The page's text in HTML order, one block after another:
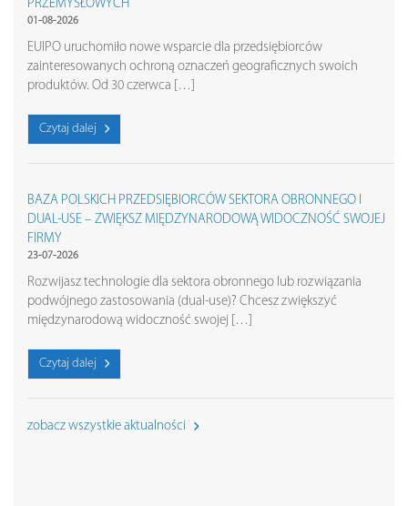
PRZEMYSŁOWYCH
01-08-2026
EUIPO uruchomiło nowe wsparcie dla przedsiębiorców
zainteresowanych ochroną oznaczeń geograficznych swoich
produktów. Od 30 czerwca […]
Czytaj dalej
BAZA POLSKICH PRZEDSIĘBIORCÓW SEKTORA OBRONNEGO I
DUAL-USE – ZWIĘKSZ MIĘDZYNARODOWĄ WIDOCZNOŚĆ SWOJEJ
FIRMY
23-07-2026
Rozwijasz technologie dla sektora obronnego lub rozwiązania
podwójnego zastosowania (dual-use)? Chcesz zwiększyć
międzynarodową widoczność swojej […]
Czytaj dalej
zobacz wszystkie aktualności